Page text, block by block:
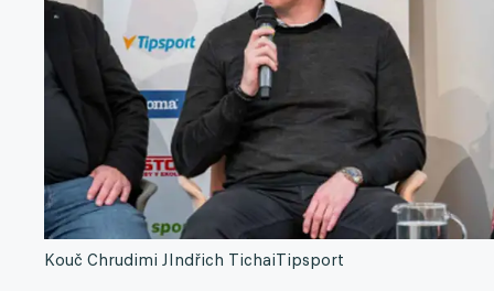
Kouč Chrudimi JIndřich TichaiTipsport